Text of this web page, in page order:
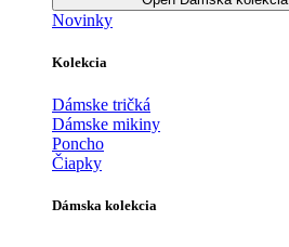
Novinky
Kolekcia
Dámske tričká
Dámske mikiny
Poncho
Čiapky
Dámska kolekcia